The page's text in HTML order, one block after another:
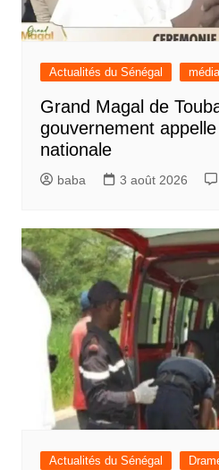
Actualités du Sénégal
Grand Magal de
gouvernement
nationale
baba 3 août 2026
Actualités du Sénégal